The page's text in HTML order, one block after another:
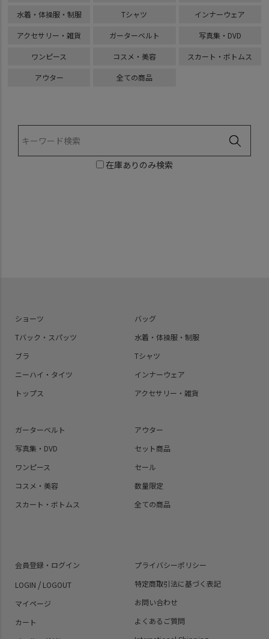
水着・体操服・制服 Tシャツ インナーウェア
アクセサリー・雑貨 ガーターベルト 写真集・DVD
ワンピース コスメ・美容 スカート・ボトムス
アウター 全ての商品
在庫ありのみ検索
ショーツ
Tバック・スパッツ
ブラ
ニーハイ・タイツ
トップス
バッグ
水着・体操服・制服
Tシャツ
インナーウェア
アクセサリー・雑貨
ガーターベルト
写真集・DVD
ワンピース
コスメ・美容
スカート・ボトムス
アウター
セット商品
セール
数量限定
全ての商品
会員登録・ログイン
LOGIN / LOGOUT
マイページ
カート
プライバシーポリシー
特定商取引法に基づく表記
お問い合わせ
よくあるご質問